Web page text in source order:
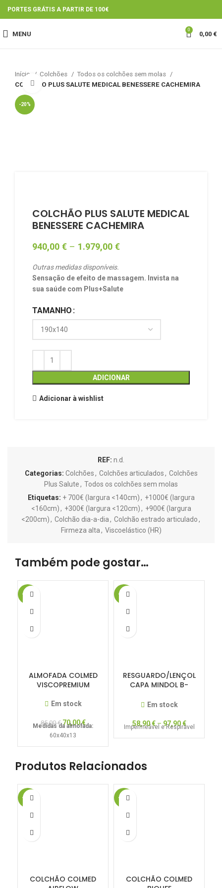
PORTES GRÁTIS A PARTIR DE 100€
MENU
0
0,00 €
Início Colchões
Todos os colchões sem molas
COLCHÃO PLUS SALUTE MEDICAL BENESSERE CACHEMIRA
-20%
Click to enlarge
COLCHÃO PLUS SALUTE MEDICAL
BENESSERE CACHEMIRA
940,00 € – 1.979,00 €
Outras medidas disponíveis.
Sensação de efeito de massagem. Invista na
sua saúde com Plus+Salute
TAMANHO
ADICIONAR
Adicionar à wishlist
REF: n.d.
Categorias: Colchões, Colchões articulados, Colchões
Plus Salute, Todos os colchões sem molas
Etiquetas: + 700€ (largura <140cm), +1000€ (largura
<160cm), +300€ (largura <120cm), +900€ (largura
<200cm), Colchão dia-a-dia, Colchão estrado articulado,
Firmeza alta, Viscoelástico (HR)
Também pode gostar…
-18%
ALMOFADA COLMED
VISCOPREMIUM
Em stock
85,00€ 70,00€
Medidas da almofada:
60x40x13
-10%
RESGUARDO/LENÇOL
CAPA MINDOL B-
Em stock
58,90€– 97,90€
Impermeável e Respirável
Produtos Relacionados
-20%
COLCHÃO COLMED
-20%
COLCHÃO COLMED